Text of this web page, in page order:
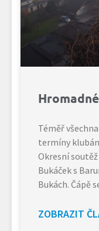
Téměř
termíny
Okresní
Bukáček s
Bukách. Čápě
ZOBRAZIT